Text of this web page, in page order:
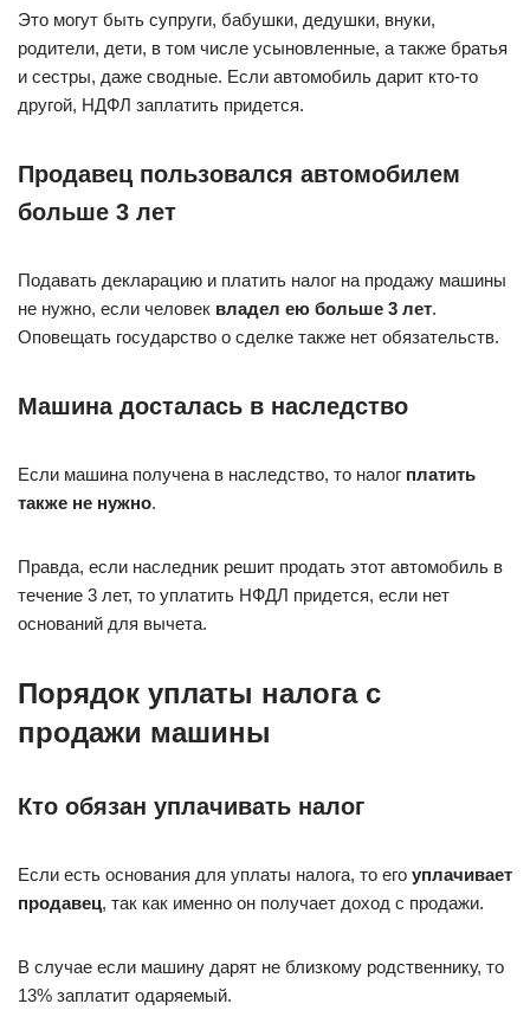
Это могут быть супруги, бабушки, дедушки, внуки,
родители, дети, в том числе усыновленные, а также братья
и сестры, даже сводные. Если автомобиль дарит кто-то
другой, НДФЛ заплатить придется.
Продавец пользовался автомобилем
больше 3 лет
Подавать декларацию и платить налог на продажу машины
не нужно, если человек владел ею больше 3 лет.
Оповещать государство о сделке также нет обязательств.
Машина досталась в наследство
Если машина получена в наследство, то налог платить
также не нужно.
Правда, если наследник решит продать этот автомобиль в
течение 3 лет, то уплатить НФДЛ придется, если нет
оснований для вычета.
Порядок уплаты налога с
продажи машины
Кто обязан уплачивать налог
Если есть основания для уплаты налога, то его уплачивает
продавец, так как именно он получает доход с продажи.
В случае если машину дарят не близкому родственнику, то
13% заплатит одаряемый.